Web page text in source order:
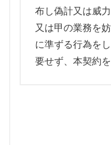
布し偽計又は威
又は甲の業務を
に準ずる行為を
要せず、本契約